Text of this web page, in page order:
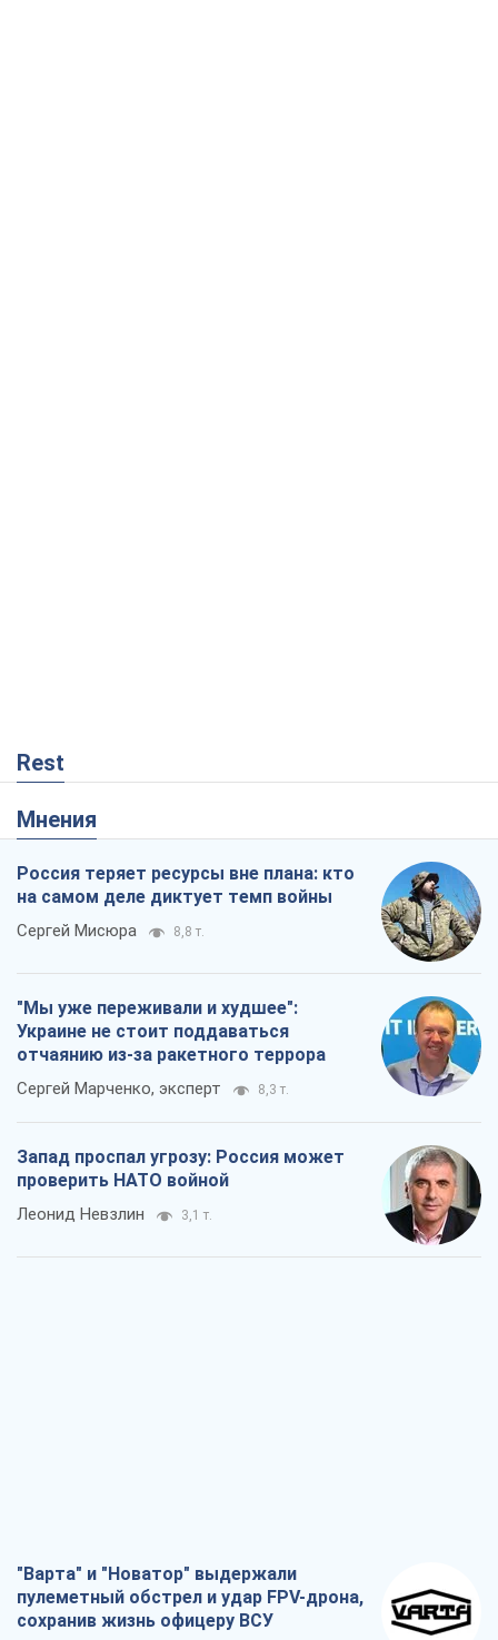
Rest
Мнения
Россия теряет ресурсы вне плана: кто
на самом деле диктует темп войны
Сергей Мисюра 8,8 т.
"Мы уже переживали и худшее":
Украине не стоит поддаваться
отчаянию из-за ракетного террора
Сергей Марченко, эксперт 8,3 т.
Запад проспал угрозу: Россия может
проверить НАТО войной
Леонид Невзлин 3,1 т.
"Варта" и "Новатор" выдержали
пулеметный обстрел и удар FPV-дрона,
сохранив жизнь офицеру ВСУ